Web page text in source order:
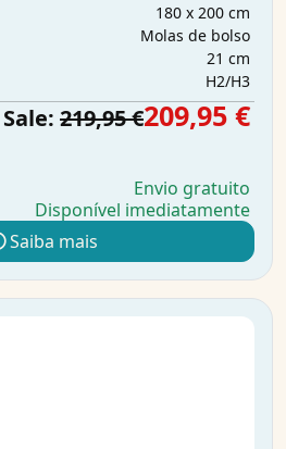
180 x 200 cm
Molas de bolso
21 cm
H2/H3
Sale: 219,95 €209,95 €
Envio gratuito
Disponível imediatamente
Saiba mais